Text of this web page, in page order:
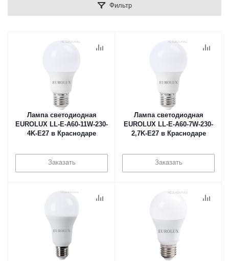
Фильтр
Лампа светодиодная
EUROLUX LL-E-A60-11W-230-
4K-E27 в Краснодаре
Заказать
Лампа светодиодная
EUROLUX LL-E-A60-7W-230-
2,7K-E27 в Краснодаре
Заказать